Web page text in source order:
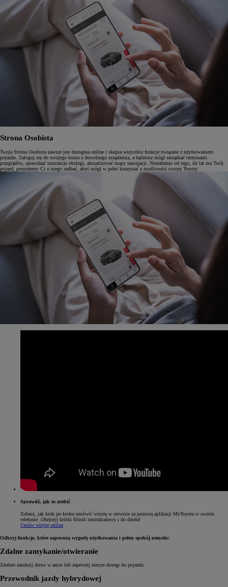
Strona Osobista
Twoja Strona Osobista zawsze jest dostępna online i skupia wszystkie funkcje związane z użytkowaniem
pojazdu. Zaloguj się do swojego konta z dowolnego urządzenia, a będziesz mógł zarządzać terminami
przeglądów, sprawdzać instrukcje obsługi, aktualizować mapy nawigacji. Niezależnie od tego, ile lat ma Twój
pojazd, pomożemy Ci o niego zadbać, abyś mógł w pełni korzystać z możliwości swojej Toyoty.
Sprawdź, jak to zrobić
Zobacz, jak krok po kroku umówić wizytę w serwisie za pomocą aplikacji MyToyota w swoim
telefonie. Obejrzyj krótki filmik instruktażowy i do dzieła!
Umów wizytę online
Odkryj funkcje, które zapewnią wygodę użytkowania i pełen spokój umysłu:
Zdalne zamykanie/otwieranie
Zdalnie zamknij drzwi w aucie lub zapewnij innym dostęp do pojazdu.
Przewodnik jazdy hybrydowej